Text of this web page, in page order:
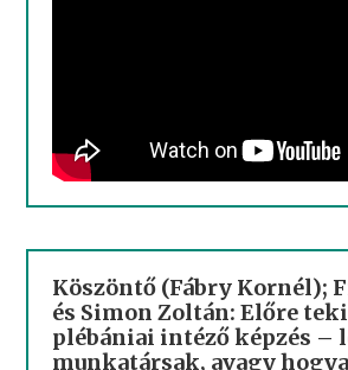
Köszöntő (Fábry Kornél);
és Simon Zoltán: Előre
plébániai intéző képzés –
munkatársak, avagy